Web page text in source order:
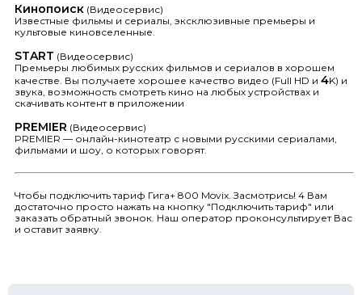
Кинопоиск (Видеосервис)
Известные фильмы и сериалы, эксклюзивные премьеры и
культовые киновселенные.
START (Видеосервис)
Премьеры любимых русских фильмов и сериалов в хорошем
качестве. Вы получаете хорошее качество видео (Full HD и 4K) и
звука, возможность смотреть кино на любых устройствах и
скачивать контент в приложении
PREMIER (Видеосервис)
PREMIER — онлайн-кинотеатр с новыми русскими сериалами,
фильмами и шоу, о которых говорят.
Чтобы подключить тариф Гига+ 800 Movix. Засмотрись! 4 Вам
достаточно просто нажать на кнопку "Подключить тариф" или
заказать обратный звонок. Наш оператор проконсультирует Вас
и оставит заявку.